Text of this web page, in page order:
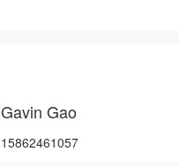
Gavin Gao
15862461057